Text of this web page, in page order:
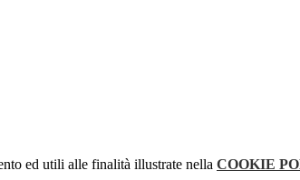
ed utili alle finalità illustrate nella COOKIE